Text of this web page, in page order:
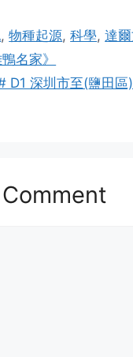
,物種起源,科學,達
名家》
D1 深圳市至(鹽田區